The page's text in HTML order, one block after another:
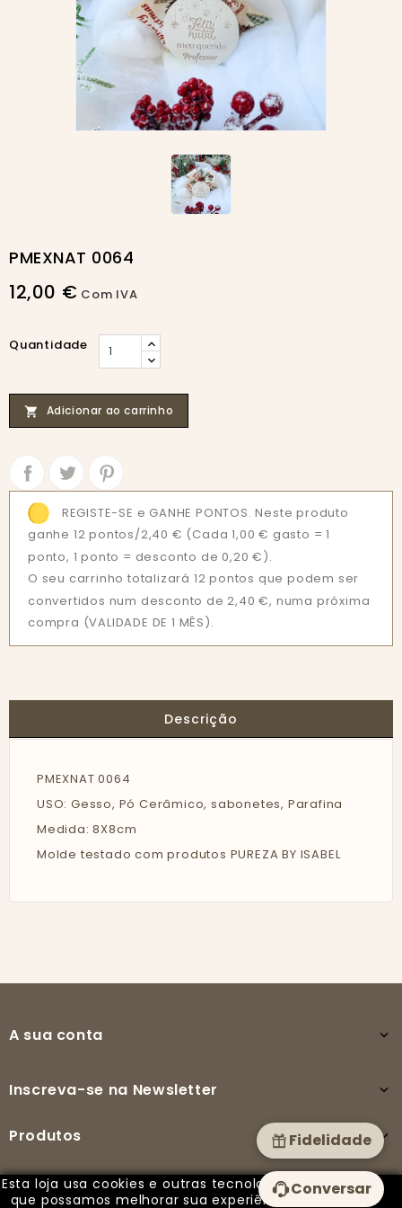
PMEXNAT 0064
12,00 € Com IVA
Quantidade
 Adicionar ao carrinho
REGISTE-SE e GANHE PONTOS. Neste produto
ganhe 12 pontos/2,40 € (Cada 1,00 € gasto = 1
ponto, 1 ponto = desconto de 0,20 €).
O seu carrinho totalizará 12 pontos que podem ser
convertidos num desconto de 2,40 €, numa próxima
compra (VALIDADE DE 1 MÊS).
Descrição
PMEXNAT 0064
USO: Gesso, Pó Cerâmico, sabonetes, Parafina
Medida: 8X8cm
Molde testado com produtos PUREZA BY ISABEL
A sua conta 
Inscreva-se na Newsletter 
Produtos 
A nossa empresa 
Esta loja usa cookies e outras tecnologias para
que possamos melhorar sua experiência em
Conversar
Fidelidade